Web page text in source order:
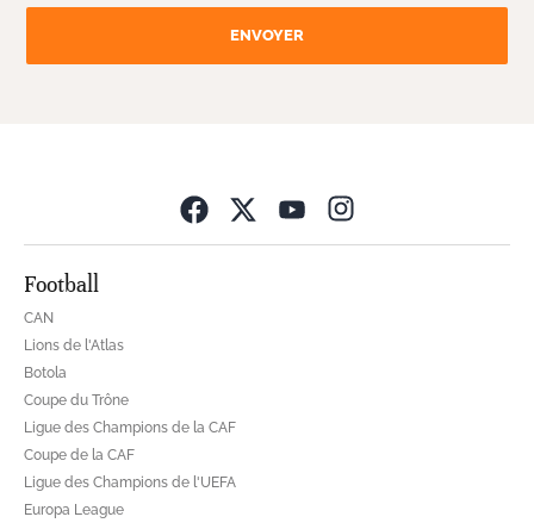
ENVOYER
Football
CAN
Lions de l'Atlas
Botola
Coupe du Trône
Ligue des Champions de la CAF
Coupe de la CAF
Ligue des Champions de l'UEFA
Europa League